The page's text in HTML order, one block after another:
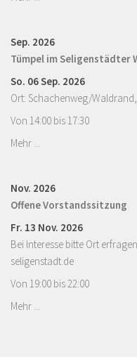
Sep. 2026
Tümpel im Seligenstädter
So. 06 Sep. 2026
Ort: Schachenweg/
Von 14:00 bis 17:30
Mehr ...
Nov. 2026
Offene Vorstandssitzung
Fr. 13 Nov. 2026
Bei Interesse bitte Ort
seligenstadt.de
Von 19:00 bis 22:00
Mehr ...